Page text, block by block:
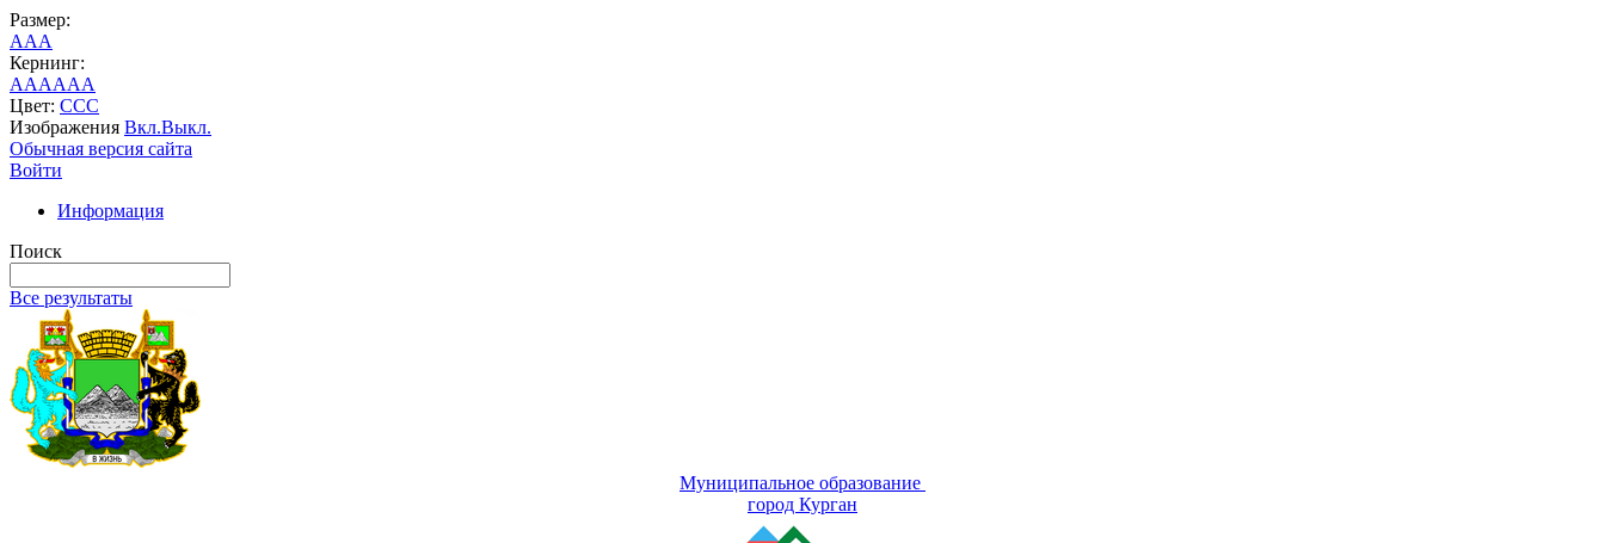
Размер:
AAA
Кернинг:
AAAAAA
Цвет: CCC
Изображения Вкл.Выкл.
Обычная версия сайта
Войти
Информация
Поиск
Все результаты
Муниципальное образование
город Курган